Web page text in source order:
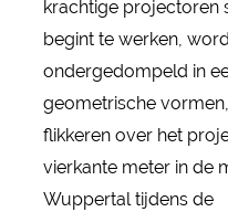
krachtige projectoren
begint te werken,
ondergedompeld in
geometrische
flikkeren over het
vierkante meter in de
Wuppertal tijdens de